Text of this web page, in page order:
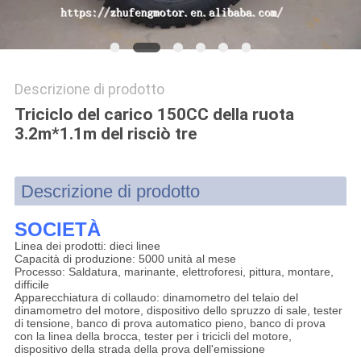
MAPPA
DEL
PRIVACY
POLICY
Descrizione di prodotto
Triciclo del carico 150CC della ruota
3.2m*1.1m del risciò tre
Descrizione di prodotto
SOCIETÀ
Linea dei prodotti: dieci linee
Capacità di produzione: 5000 unità al mese
Processo: Saldatura, marinante, elettroforesi, pittura, montare,
difficile
Apparecchiatura di collaudo: dinamometro del telaio del
dinamometro del motore, dispositivo dello spruzzo di sale, tester
di tensione, banco di prova automatico pieno, banco di prova
con la linea della brocca, tester per i tricicli del motore,
dispositivo della strada della prova dell'emissione